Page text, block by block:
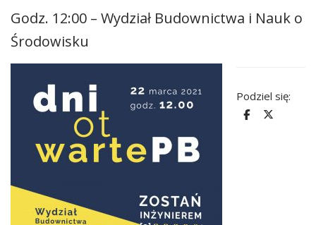
Godz. 12:00 – Wydział Budownictwa i Nauk o
Środowisku
Podziel się: